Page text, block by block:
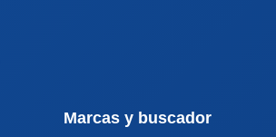
Marcas y buscador